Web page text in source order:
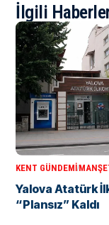
İlgili
KENT GÜNDEMI
Yalova Atatürk
“Plansız” Kaldı